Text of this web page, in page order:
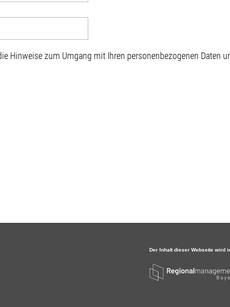
Hinweise zum Umgang mit Ihren personenbezogenen Daten